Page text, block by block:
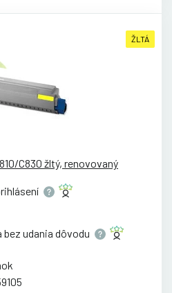
ŽLTÁ
C830 žltý, renovovaný
bez udania dôvodu